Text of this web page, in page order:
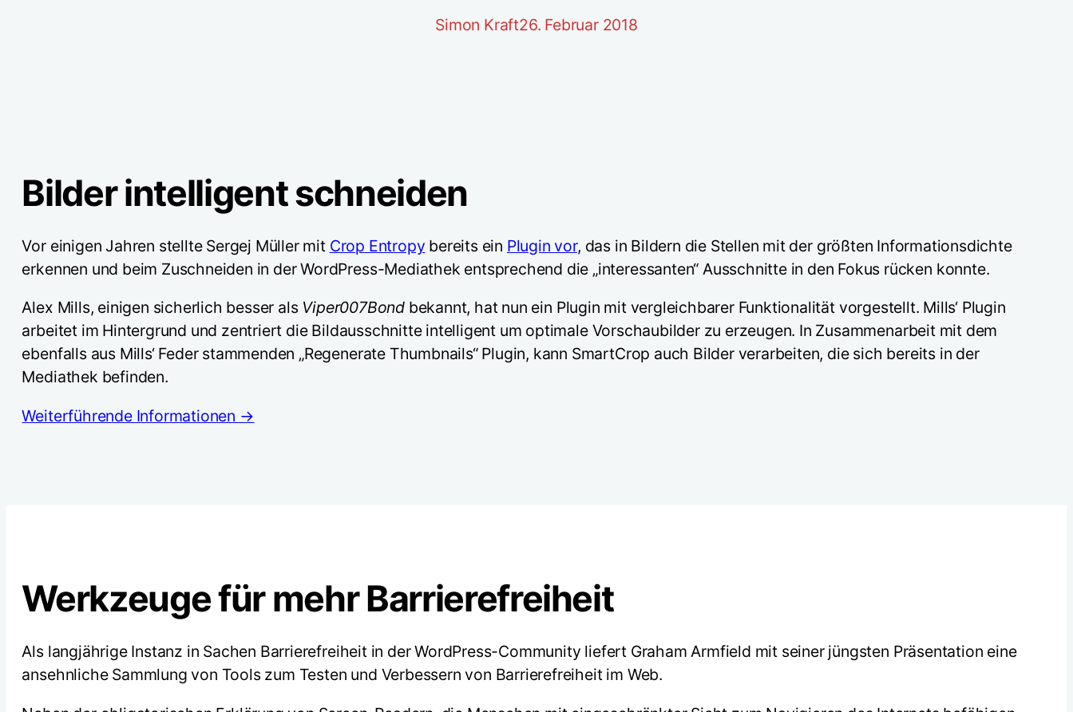
Simon Kraft26. Februar 2018
Bilder intelligent schneiden
Vor einigen Jahren stellte Sergej Müller mit Crop Entropy bereits ein Plugin vor, das in Bildern die Stellen mit der größten Informationsdichte
erkennen und beim Zuschneiden in der WordPress-Mediathek entsprechend die „interessanten“ Ausschnitte in den Fokus rücken konnte.
Alex Mills, einigen sicherlich besser als Viper007Bondbekannt, hat nun ein Plugin mit vergleichbarer Funktionalität vorgestellt. Mills‘ Plugin
arbeitet im Hintergrund und zentriert die Bildausschnitte intelligent um optimale Vorschaubilder zu erzeugen. In Zusammenarbeit mit dem
ebenfalls aus Mills‘ Feder stammenden „Regenerate Thumbnails“ Plugin, kann SmartCrop auch Bilder verarbeiten, die sich bereits in der
Mediathek befinden.
Weiterführende Informationen →
Werkzeuge für mehr Barrierefreiheit
Als langjährige Instanz in Sachen Barrierefreiheit in der WordPress-Community liefert Graham Armfield mit seiner jüngsten Präsentation eine
ansehnliche Sammlung von Tools zum Testen und Verbessern von Barrierefreiheit im Web.